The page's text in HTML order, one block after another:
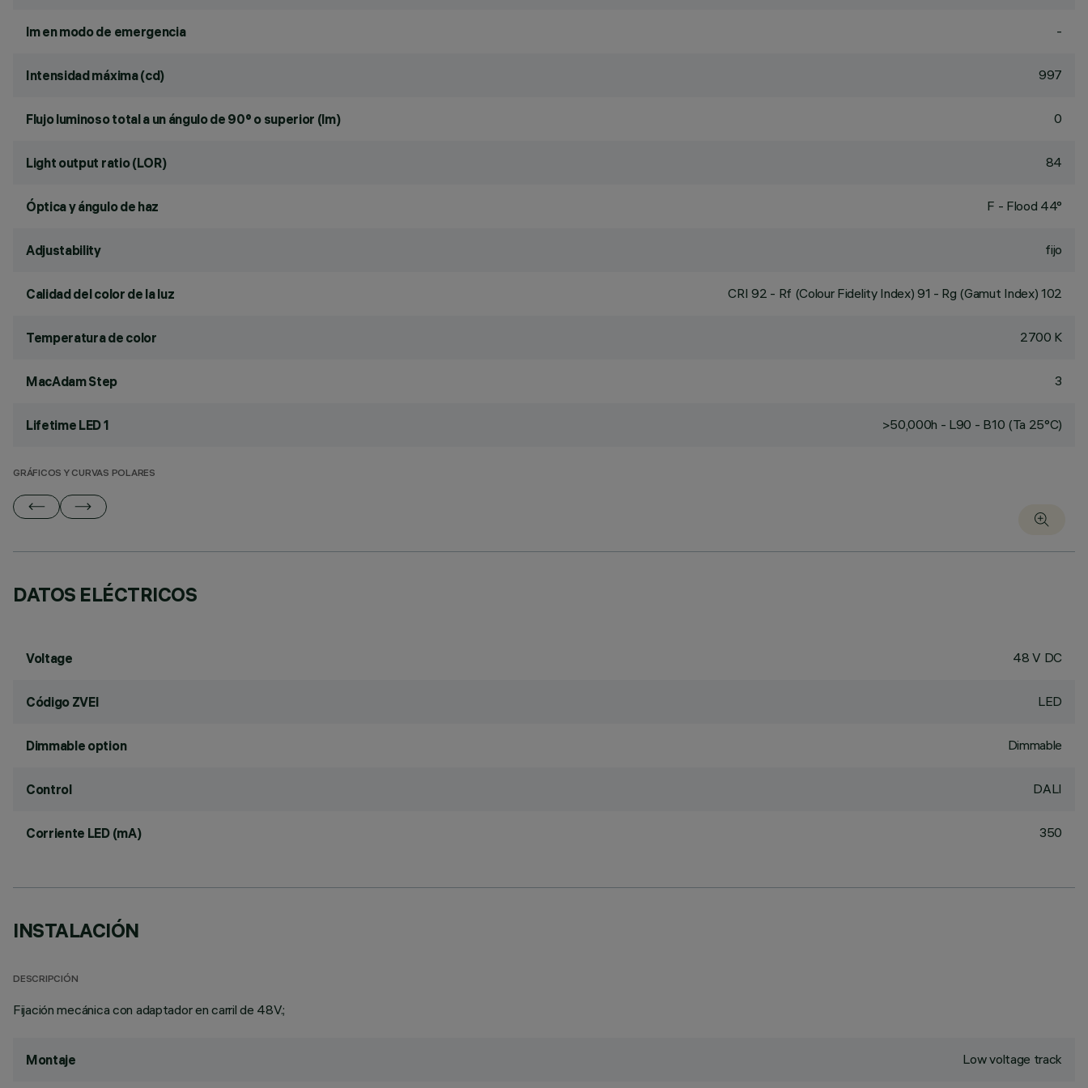
lm en modo de emergencia -
Intensidad máxima (cd) 997
Flujo luminoso total a un ángulo de 90° o superior (lm) 0
Light output ratio (LOR) 84
Óptica y ángulo de haz F - Flood 44°
Adjustability fijo
Calidad del color de la luz CRI92 - Rf (Colour Fidelity Index) 91 - Rg (Gamut Index) 102
Temperatura de color 2700 K
MacAdam Step 3
Lifetime LED 1 >50,000h - L90 - B10 (Ta 25°C)
GRÁFICOS Y CURVAS POLARES
DATOS ELÉCTRICOS
Voltage 48 V DC
Código ZVEI LED
Dimmable option Dimmable
Control DALI
Corriente LED (mA) 350
INSTALACIÓN
DESCRIPCIÓN
Fijación mecánica con adaptador en carril de 48V.;
Montaje Low voltage track